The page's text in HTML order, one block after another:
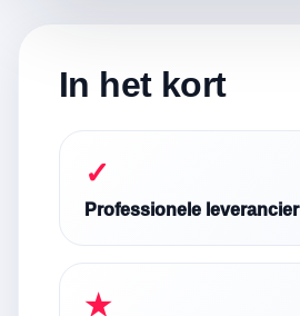
In het kort
✓
Professionele leverancier
★